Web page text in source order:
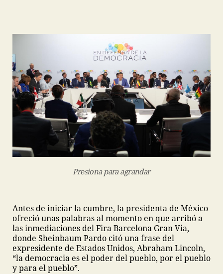
Presiona para agrandar
Antes de iniciar la cumbre, la presidenta de México
ofreció unas palabras al momento en que arribó a
las inmediaciones del Fira Barcelona Gran Via,
donde Sheinbaum Pardo citó una frase del
expresidente de Estados Unidos, Abraham Lincoln,
“la democracia es el poder del pueblo, por el pueblo
y para el pueblo”.